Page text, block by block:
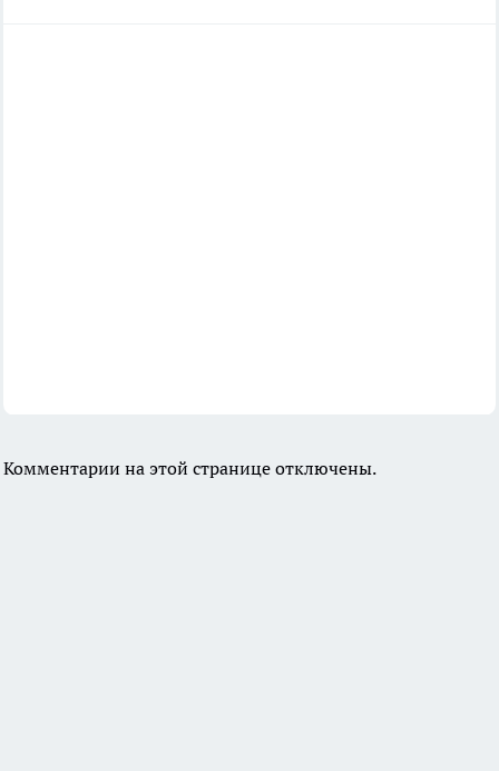
Комментарии на этой странице отключены.